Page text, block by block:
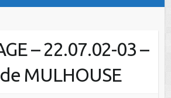
– 22.07.02-03 –
MULHOUSE